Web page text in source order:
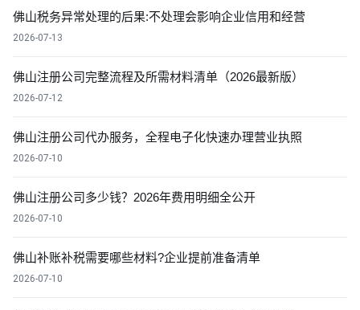
佛山税务异常处理的后果:不处理会影响企业信用和经营
2026-07-13
佛山注册公司完整流程及所需材料清单（2026最新版）
2026-07-12
佛山注册公司代办服务，全程电子化快速办理营业执照
2026-07-10
佛山注册公司多少钱？2026年费用明细全公开
2026-07-10
佛山补账补税需要哪些材料?企业提前准备清单
2026-07-10